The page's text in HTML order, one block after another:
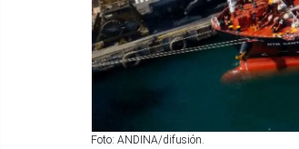
Foto: ANDINA/difusión.